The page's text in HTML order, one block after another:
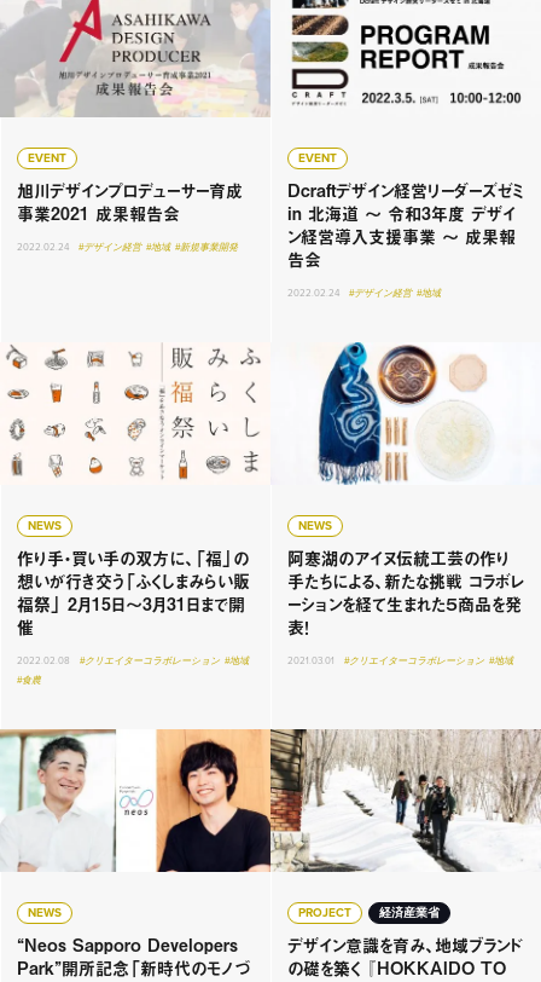
EVENT
旭川デザインプロデューサー育成
事業2021 成果報告会
2022.02.24 #デザイン経営 #地域 #新規事業開発
EVENT
Dcraftデザイン経営リーダーズゼミ
in 北海道 ～ 令和3年度 デザイ
ン経営導入支援事業 ～ 成果報
告会
2022.02.24 #デザイン経営 #地域
NEWS
作り手・買い手の双方に、「福」の
想いが行き交う「ふくしまみらい販
福祭」 2月15日〜3月31日まで開
催
2022.02.08 #クリエイターコラボレーション #地域
#食農
NEWS
阿寒湖のアイヌ伝統工芸の作り
手たちによる、新たな挑戦 コラボレ
ーションを経て生まれた５商品を発
表！
2021.03.01 #クリエイターコラボレーション #地域
NEWS
“Neos Sapporo Developers
Park”開所記念「新時代のモノづ
PROJECT 経済産業省
デザイン意識を育み、地域ブランド
の礎を築く 『HOKKAIDO TO